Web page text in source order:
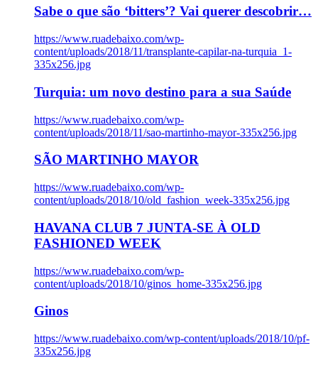
Sabe o que são ‘bitters’? Vai querer descobrir…
https://www.ruadebaixo.com/wp-
content/uploads/2018/11/transplante-capilar-na-turquia_1-
335x256.jpg
Turquia: um novo destino para a sua Saúde
https://www.ruadebaixo.com/wp-
content/uploads/2018/11/sao-martinho-mayor-335x256.jpg
SÃO MARTINHO MAYOR
https://www.ruadebaixo.com/wp-
content/uploads/2018/10/old_fashion_week-335x256.jpg
HAVANA CLUB 7 JUNTA-SE À OLD
FASHIONED WEEK
https://www.ruadebaixo.com/wp-
content/uploads/2018/10/ginos_home-335x256.jpg
Ginos
https://www.ruadebaixo.com/wp-content/uploads/2018/10/pf-
335x256.jpg